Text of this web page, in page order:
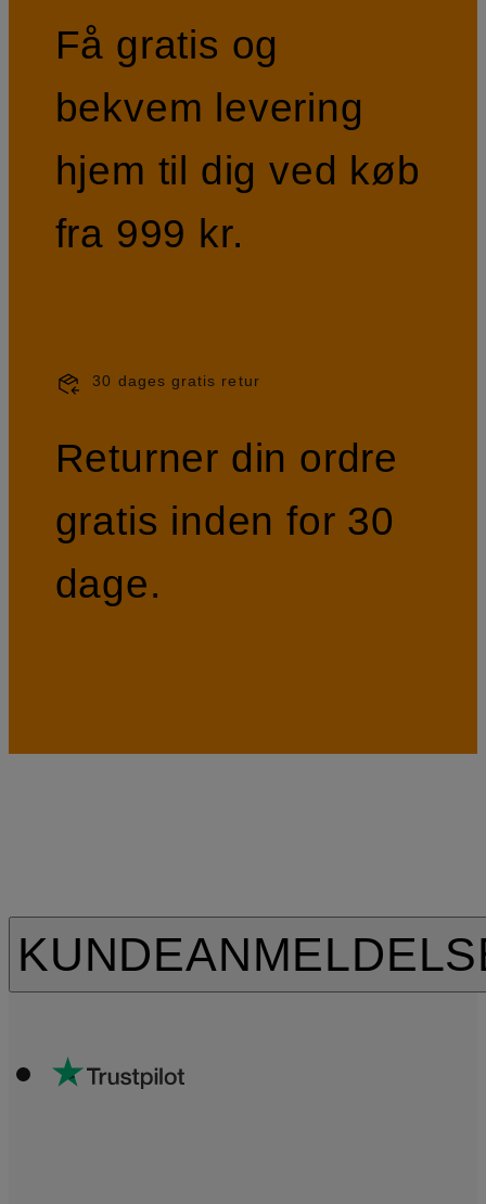
Få gratis og
bekvem levering
hjem til dig ved køb
fra 999 kr.
30 dages gratis retur
Returner din ordre
gratis inden for 30
dage.